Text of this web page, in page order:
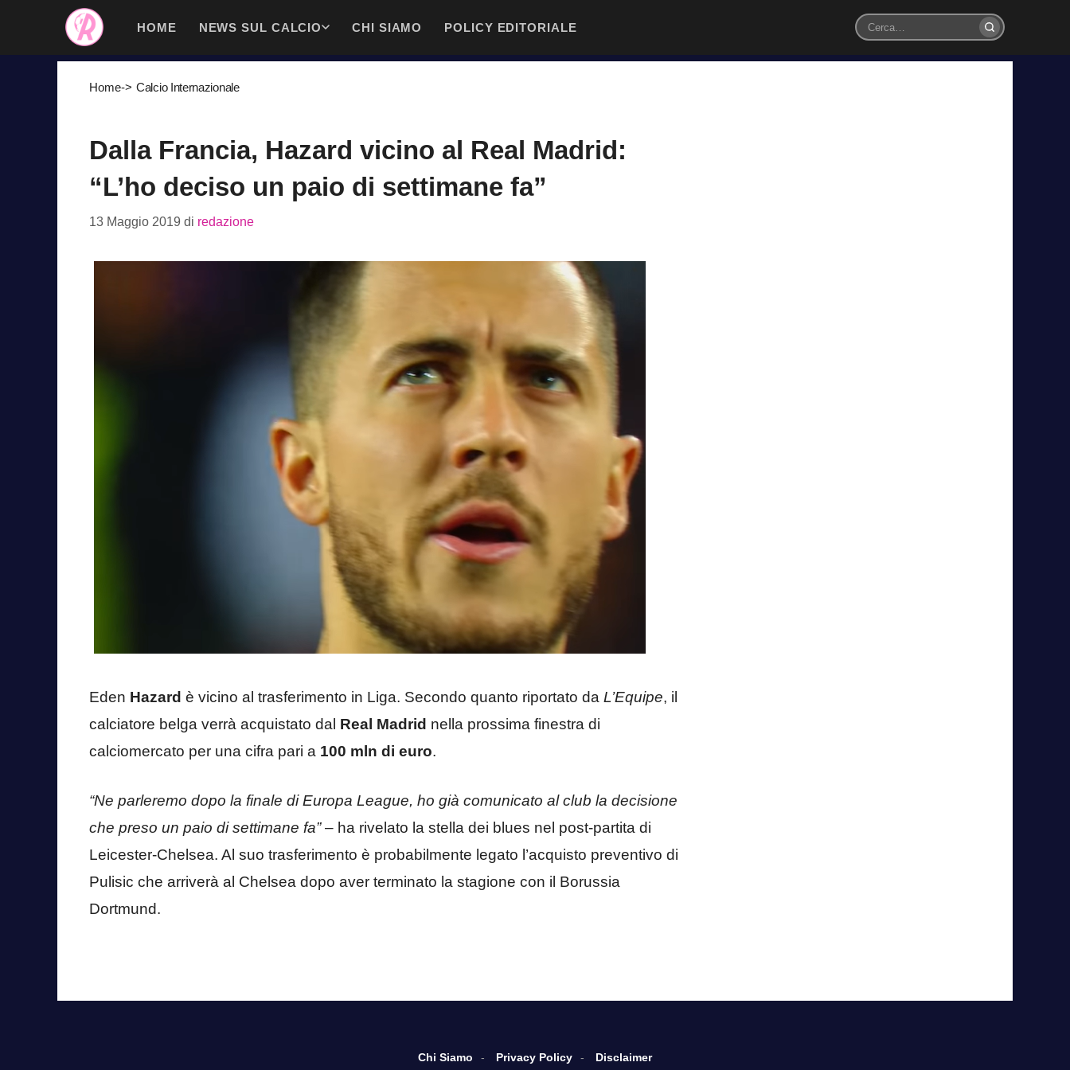
contenuto
HOME NEWS SUL CALCIO CHI SIAMO POLICY EDITORIALE
Cerca
Home-> Calcio Internazionale
Dalla Francia, Hazard vicino al Real Madrid:
“L’ho deciso un paio di settimane fa”
13 Maggio 2019 di redazione
Eden Hazard è vicino al trasferimento in Liga. Secondo quanto riportato da L’Equipe, il
calciatore belga verrà acquistato dal Real Madrid nella prossima finestra di
calciomercato per una cifra pari a 100 mln di euro.
“Ne parleremo dopo la finale di Europa League, ho già comunicato al club la decisione
che preso un paio di settimane fa”– ha rivelato la stella dei blues nel post-partita di
Leicester-Chelsea. Al suo trasferimento è probabilmente legato l’acquisto preventivo di
Pulisic che arriverà al Chelsea dopo aver terminato la stagione con il Borussia
Dortmund.
Chi Siamo Privacy Policy Disclaimer